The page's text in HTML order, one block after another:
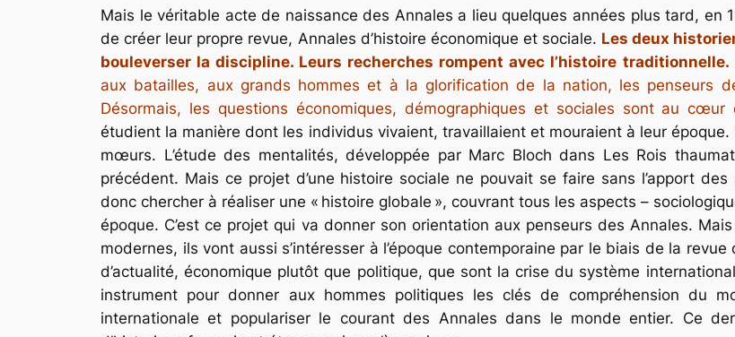
Mais le véritable acte de naissance des Annales a lieu quelques années plus tard, en
de créer leur propre revue, Annales d’histoire économique et sociale. Les deux
bouleverser la discipline. Leurs recherches rompent avec l’histoire traditionnelle.
aux batailles, aux grands hommes et à la glorification de la nation, les penseurs
Désormais, les questions économiques, démographiques et sociales sont au cœur
étudient la manière dont les individus vivaient, travaillaient et mouraient à leur
mœurs. L’étude des mentalités, développée par Marc Bloch dans Les Rois
précédent. Mais ce projet d’une histoire sociale ne pouvait se faire sans l’apport
donc chercher à réaliser une « histoire globale », couvrant tous les aspects –
époque. C’est ce projet qui va donner son orientation aux penseurs des Annales.
modernes, ils vont aussi s’intéresser à l’époque contemporaine par le biais de la
d’actualité, économique plutôt que politique, que sont la crise du système
instrument pour donner aux hommes politiques les clés de compréhension du
internationale et populariser le courant des Annales dans le monde entier. Ce